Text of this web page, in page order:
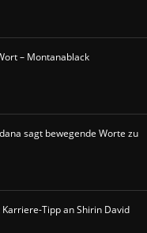
– Montanablack
sagt bewegende Worte zu
Tipp an Shirin David